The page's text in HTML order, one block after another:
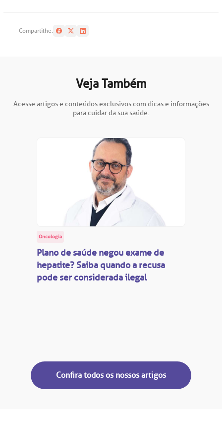
Compartilhe:
Veja Também
Acesse artigos e conteúdos exclusivos com dicas e informações
para cuidar da sua saúde.
Oncologia
Plano de saúde negou exame de
hepatite? Saiba quando a recusa
pode ser considerada ilegal
Confira todos os nossos artigos